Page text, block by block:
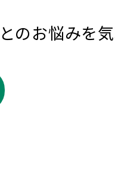
のお悩みを